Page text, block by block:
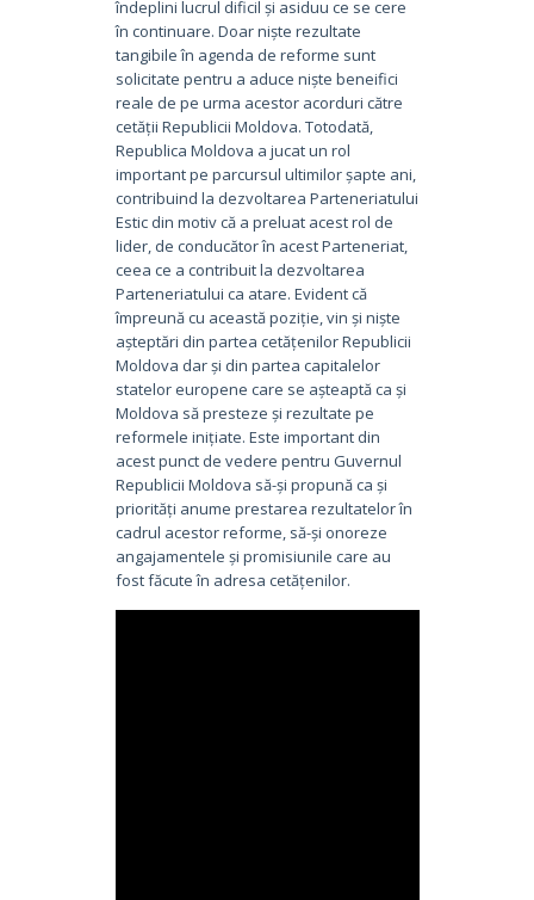
îndeplini lucrul dificil și asiduu ce se cere
în continuare. Doar niște rezultate
tangibile în agenda de reforme sunt
solicitate pentru a aduce niște beneifici
reale de pe urma acestor acorduri către
cetății Republicii Moldova. Totodată,
Republica Moldova a jucat un rol
important pe parcursul ultimilor șapte ani,
contribuind la dezvoltarea Parteneriatului
Estic din motiv că a preluat acest rol de
lider, de conducător în acest Parteneriat,
ceea ce a contribuit la dezvoltarea
Parteneriatului ca atare. Evident că
împreună cu această poziție, vin și niște
așteptări din partea cetățenilor Republicii
Moldova dar și din partea capitalelor
statelor europene care se așteaptă ca și
Moldova să presteze și rezultate pe
reformele inițiate. Este important din
acest punct de vedere pentru Guvernul
Republicii Moldova să-și propună ca și
priorități anume prestarea rezultatelor în
cadrul acestor reforme, să-și onoreze
angajamentele și promisiunile care au
fost făcute în adresa cetățenilor.